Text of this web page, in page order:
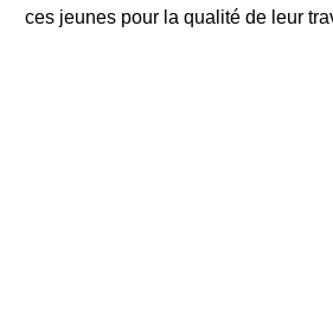
ces jeunes pour la qualité de leur